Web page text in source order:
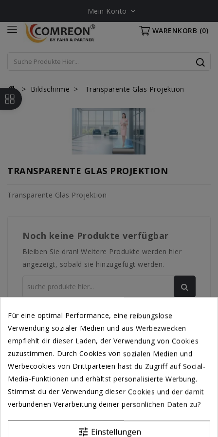
Mein Konto
WARENKORB (0)
Bildschirme Transparente Glas Projektion
TRANSPARENTE GLAS PROJEKTION
Transparente Glas Projektion
Noch keine Produkte verfügbar
Bleiben Sie dran! Weitere Produkte werden hier
angezeigt, sobald sie hinzugefügt werden.
TRANSPARENTE GLAS PROJEKTION
Für eine optimal Performance, eine reibungslose
Verwendung sozialer Medien und aus Werbezwecken
empfiehlt dir dieser Laden, der Verwendung von Cookies
zuzustimmen. Durch Cookies von sozialen Medien und
Werbecookies von Drittparteien hast du Zugriff auf Social-
Media-Funktionen und erhältst personalisierte Werbung.
Stimmst du der Verwendung dieser Cookies und der damit
verbundenen Verarbeitung deiner persönlichen Daten zu?
tune Einstellungen